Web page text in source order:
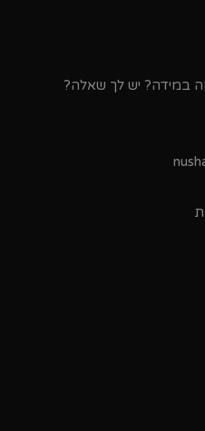
במידה? יש לך שאלה?